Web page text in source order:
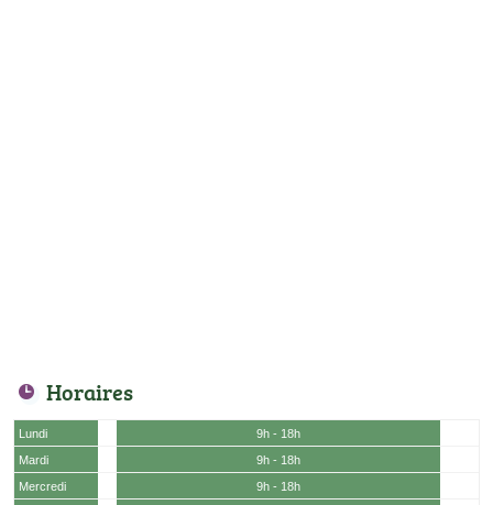
Horaires
Lundi
9h - 18h
Mardi
9h - 18h
Mercredi
9h - 18h